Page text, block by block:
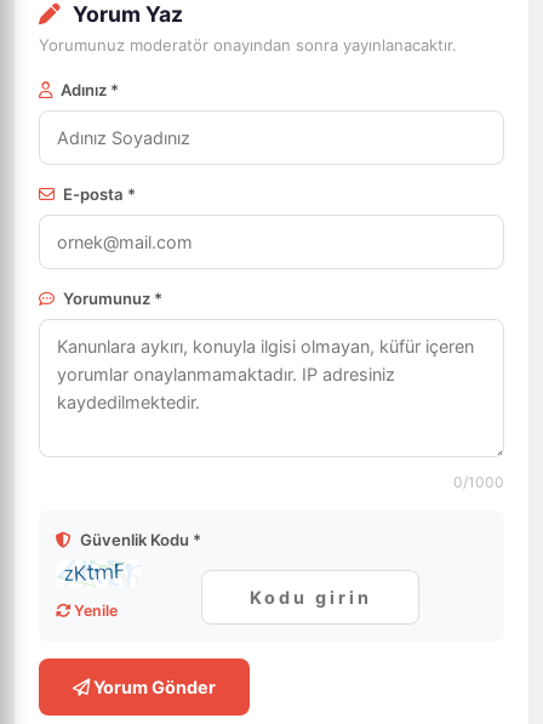
Yorum Yaz
Yorumunuz moderatör onayından sonra yayınlanacaktır.
Adınız *
E-posta *
Yorumunuz *
0/1000
Güvenlik Kodu *
Yenile
Yorum Gönder